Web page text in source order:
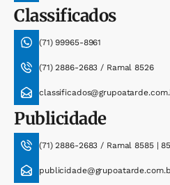
Classificados
(71) 99965-8961
(71) 2886-2683 / Ramal 8526
Publicidade
(71) 2886-2683 / Ramal 8585 |